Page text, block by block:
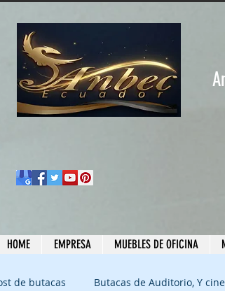
HOME EMPRESA MUEBLES DE OFICINA
de butacas Butacas de Auditorio, Y